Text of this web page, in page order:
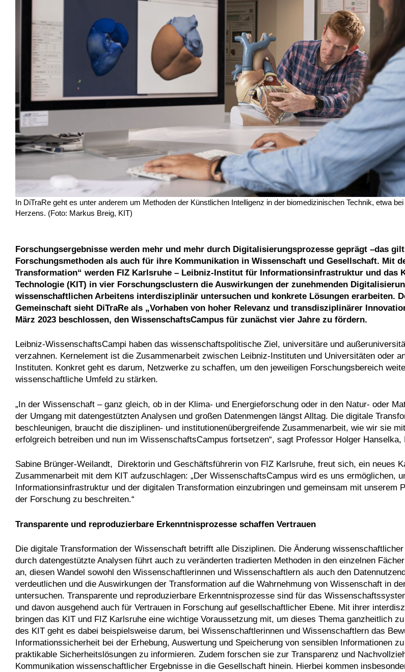
In DiTraRe geht es unter anderem um Methoden der Künstlichen Intelligenz in der biomedizinischen Technik, etwa
Herzens. (Foto: Markus Breig, KIT)
Forschungsergebnisse werden mehr und mehr durch Digitalisierungsprozesse geprägt –das
Forschungsmethoden als auch für ihre Kommunikation in Wissenschaft und Gesellschaft. Mit
Transformation“ werden FIZ Karlsruhe – Leibniz-Institut für Informationsinfrastruktur und das
Technologie (KIT) in vier Forschungsclustern die Auswirkungen der zunehmenden
wissenschaftlichen Arbeitens interdisziplinär untersuchen und konkrete Lösungen erarbeiten.
Gemeinschaft sieht DiTraRe als „Vorhaben von hoher Relevanz und transdisziplinärer
März 2023 beschlossen, den WissenschaftsCampus für zunächst vier Jahre zu fördern.
Leibniz-WissenschaftsCampi haben das wissenschaftspolitische Ziel, universitäre und
verzahnen. Kernelement ist die Zusammenarbeit zwischen Leibniz-Instituten und Universitäten oder
Instituten. Konkret geht es darum, Netzwerke zu schaffen, um den jeweiligen Forschungsbereich
wissenschaftliche Umfeld zu stärken.
„In der Wissenschaft – ganz gleich, ob in der Klima- und Energieforschung oder in den Natur- oder
der Umgang mit datengestützten Analysen und großen Datenmengen längst Alltag. Die digitale
beschleunigen, braucht die disziplinen- und institutionenübergreifende Zusammenarbeit, wie wir sie
erfolgreich betreiben und nun im WissenschaftsCampus fortsetzen“, sagt Professor Holger Hanselka,
Sabine Brünger-Weilandt, Direktorin und Geschäftsführerin von FIZ Karlsruhe, freut sich, ein neues
Zusammenarbeit mit dem KIT aufzuschlagen: „Der WissenschaftsCampus wird es uns ermöglichen,
Informationsinfrastruktur und der digitalen Transformation einzubringen und gemeinsam mit unserem
der Forschung zu beschreiten.“
Transparente und reproduzierbare Erkenntnisprozesse schaffen Vertrauen
Die digitale Transformation der Wissenschaft betrifft alle Disziplinen. Die Änderung
durch datengestützte Analysen führt auch zu veränderten tradierten Methoden in den einzelnen
an, diesen Wandel sowohl den Wissenschaftlerinnen und Wissenschaftlern als auch den
verdeutlichen und die Auswirkungen der Transformation auf die Wahrnehmung von Wissenschaft in
untersuchen. Transparente und reproduzierbare Erkenntnisprozesse sind für das
und davon ausgehend auch für Vertrauen in Forschung auf gesellschaftlicher Ebene. Mit ihrer
bringen das KIT und FIZ Karlsruhe eine wichtige Voraussetzung mit, um dieses Thema ganzheitlich
des KIT geht es dabei beispielsweise darum, bei Wissenschaftlerinnen und Wissenschaftlern das
Informationssicherheit bei der Erhebung, Auswertung und Speicherung von sensiblen Informationen
praktikable Sicherheitslösungen zu informieren. Zudem forschen sie zur Transparenz und
Kommunikation wissenschaftlicher Ergebnisse in die Gesellschaft hinein. Hierbei kommen